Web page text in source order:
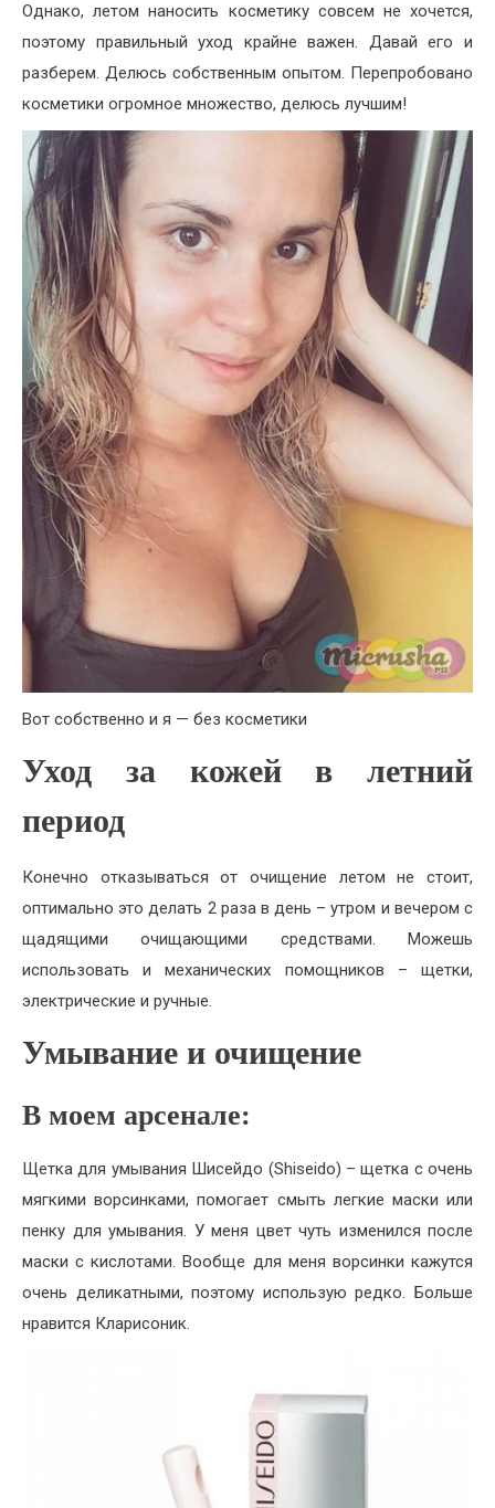
Однако, летом наносить косметику совсем не хочется,
поэтому правильный уход крайне важен. Давай его и
разберем. Делюсь собственным опытом. Перепробовано
косметики огромное множество, делюсь лучшим!
Вот собственно и я — без косметики
Уход за кожей в летний
период
Конечно отказываться от очищение летом не стоит,
оптимально это делать 2 раза в день – утром и вечером с
щадящими очищающими средствами. Можешь
использовать и механических помощников – щетки,
электрические и ручные.
Умывание и очищение
В моем арсенале:
Щетка для умывания Шисейдо (Shiseido) – щетка с очень
мягкими ворсинками, помогает смыть легкие маски или
пенку для умывания. У меня цвет чуть изменился после
маски с кислотами. Вообще для меня ворсинки кажутся
очень деликатными, поэтому использую редко. Больше
нравится Кларисоник.